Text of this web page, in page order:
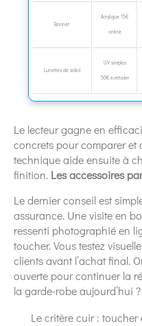
Bonnet
Acrylique 15€
online
Lunettes de soleil
UV simples
50€ e‑retailer
Le lecteur gagne en
concrets pour comparer et
technique aide ensuite à
finition. Les accessoires
Le dernier conseil est
assurance. Une visite en
ressenti photographié en
toucher. Vous testez
clients avant l’achat final.
ouverte pour continuer la
la garde-robe aujourd’hui ?
Le critère cuir : toucher